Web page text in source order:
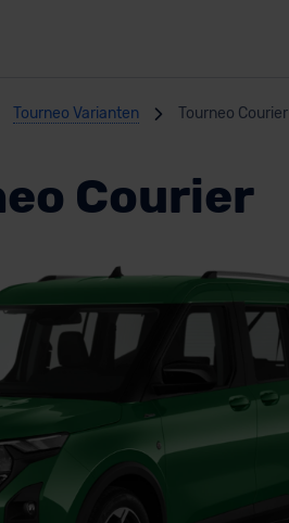
Tourneo Varianten Tourneo Courier
Courier